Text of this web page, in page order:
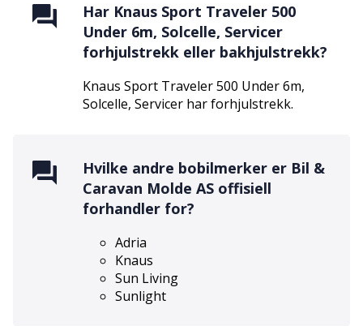
Har Knaus Sport Traveler 500
Under 6m, Solcelle, Servicer
forhjulstrekk eller bakhjulstrekk?
Knaus Sport Traveler 500 Under 6m,
Solcelle, Servicer harforhjulstrekk.
Hvilke andre bobilmerker er Bil &
Caravan Molde AS offisiell
forhandler for?
Adria
Knaus
Sun Living
Sunlight